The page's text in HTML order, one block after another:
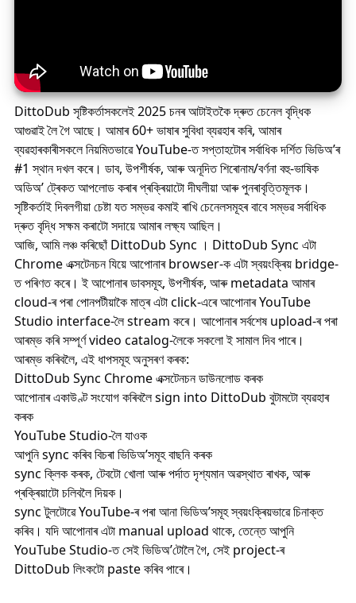
DittoDub সৃষ্টিকর্তাসকলেই 2025 চনৰ আটাইতকৈ দ্ৰুত চেনেল বৃদ্ধিক
আগুৱাই লৈ গৈ আছে। আমাৰ 60+ ভাষাৰ সুবিধা ব্যৱহাৰ কৰি, আমাৰ
ব্যৱহাৰকাৰীসকলে নিয়মিতভাৱে YouTube-ত সপ্তাহটোৰ সৰ্বাধিক দৰ্শিত ভিডিঅ’ৰ
#1 স্থান দখল কৰে। ডাব, উপশীৰ্ষক, আৰু অনূদিত শিৰোনাম/বৰ্ণনা বহু-ভাষিক
অডিঅ’ ট্ৰেকত আপলোড কৰাৰ প্ৰক্ৰিয়াটো দীঘলীয়া আৰু পুনৰাবৃত্তিমূলক।
সৃষ্টিকৰ্তাই দিবলগীয়া চেষ্টা যত সম্ভৱ কমাই ৰাখি চেনেলসমূহৰ বাবে সম্ভৱ সৰ্বাধিক
দ্ৰুত বৃদ্ধি সক্ষম কৰাটো সদায়ে আমাৰ লক্ষ্য আছিল।
আজি, আমি লঞ্চ কৰিছোঁ DittoDub Sync । DittoDub Sync এটা
Chrome এক্সটেনচন যিয়ে আপোনাৰ browser-ক এটা স্বয়ংক্ৰিয় bridge-
ত পৰিণত কৰে। ই আপোনাৰ ডাবসমূহ, উপশীৰ্ষক, আৰু metadata আমাৰ
cloud-ৰ পৰা পোনপটীয়াকৈ মাত্ৰ এটা click-এৰে আপোনাৰ YouTube
Studio interface-লৈ stream কৰে। আপোনাৰ সৰ্বশেষ upload-ৰ পৰা
আৰম্ভ কৰি সম্পূৰ্ণ video catalog-লৈকে সকলো ই সামাল দিব পাৰে।
আৰম্ভ কৰিবলৈ, এই ধাপসমূহ অনুসৰণ কৰক:
DittoDub Sync Chrome এক্সটেনচন ডাউনলোড কৰক
আপোনাৰ একাউণ্ট সংযোগ কৰিবলৈ sign into DittoDub বুটামটো ব্যৱহাৰ
কৰক
YouTube Studio-লৈ যাওক
আপুনি sync কৰিব বিচৰা ভিডিঅ’সমূহ বাছনি কৰক
sync ক্লিক কৰক, টেবটো খোলা আৰু পৰ্দাত দৃশ্যমান অৱস্থাত ৰাখক, আৰু
প্ৰক্ৰিয়াটো চলিবলৈ দিয়ক।
sync টুলটোৱে YouTube-ৰ পৰা আনা ভিডিঅ’সমূহ স্বয়ংক্ৰিয়ভাৱে চিনাক্ত
কৰিব। যদি আপোনাৰ এটা manual upload থাকে, তেন্তে আপুনি
YouTube Studio-ত সেই ভিডিঅ’টোলৈ গৈ, সেই project-ৰ
DittoDub লিংকটো paste কৰিব পাৰে।